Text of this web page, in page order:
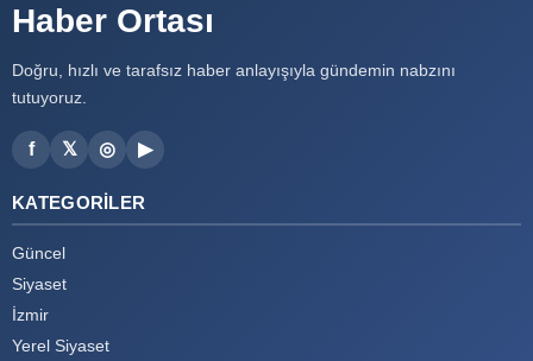
Haber Ortası
Doğru, hızlı ve tarafsız haber anlayışıyla gündemin nabzını
tutuyoruz.
f 𝕏 ◎ ▶
KATEGORILER
Güncel
Siyaset
İzmir
Yerel Siyaset